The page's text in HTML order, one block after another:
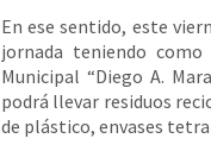
En ese sentido, este
jornada teniendo
Municipal “Diego A.
podrá llevar residuos
de plástico, envases